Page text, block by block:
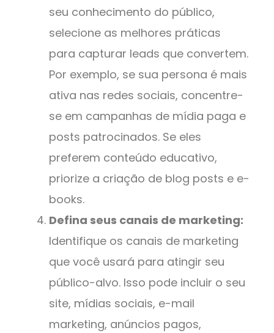
seu conhecimento do público,
selecione as melhores práticas
para capturar leads que convertem.
Por exemplo, se sua persona é mais
ativa nas redes sociais, concentre-
se em campanhas de mídia paga e
posts patrocinados. Se eles
preferem conteúdo educativo,
priorize a criação de blog posts e e-
books.
Defina seus canais de marketing:
Identifique os canais de marketing
que você usará para atingir seu
público-alvo. Isso pode incluir o seu
site, mídias sociais, e-mail
marketing, anúncios pagos,